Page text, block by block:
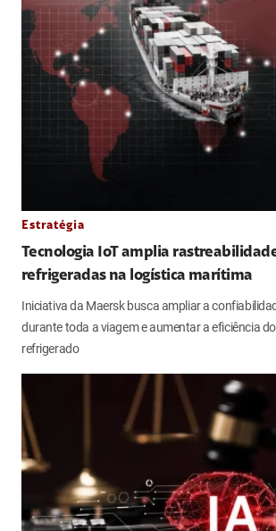
Estratégia
Tecnologia IoT amplia
refrigeradas na logística marítima
Iniciativa da Maersk busca ampliar a
durante toda a viagem e aumentar a eficiência
refrigerado